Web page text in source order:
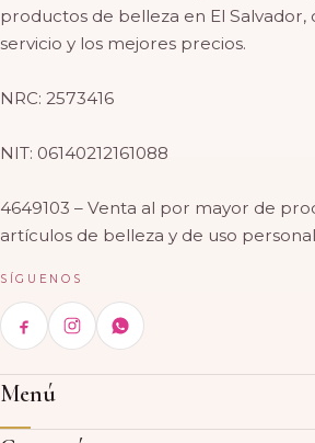
productos de belleza en El Salvador,
servicio y los mejores precios.
NRC: 2573416
NIT: 06140212161088
4649103 – Venta al por mayor de
artículos de belleza y de uso
SÍGUENOS
Menú